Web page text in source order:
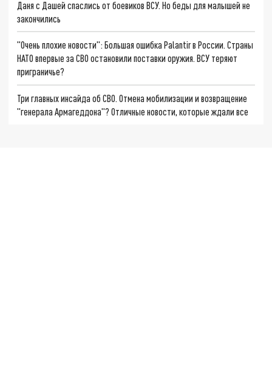
Даня с Дашей спаслись от боевиков ВСУ. Но беды для малышей не
закончились
"Очень плохие новости": Большая ошибка Palantir в России. Страны
НАТО впервые за СВО остановили поставки оружия. ВСУ теряют
приграничье?
Три главных инсайда об СВО. Отмена мобилизации и возвращение
"генерала Армагеддона"? Отличные новости, которые ждали все